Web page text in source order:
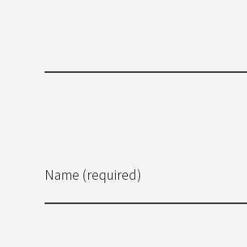
Name (required)